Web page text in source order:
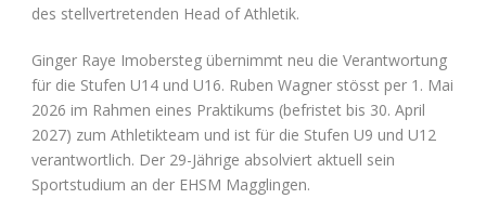
des stellvertretenden Head of Athletik.
Ginger Raye Imobersteg übernimmt neu die Verantwortung
für die Stufen U14 und U16. Ruben Wagner stösst per 1. Mai
2026 im Rahmen eines Praktikums (befristet bis 30. April
2027) zum Athletikteam und ist für die Stufen U9 und U12
verantwortlich. Der 29-Jährige absolviert aktuell sein
Sportstudium an der EHSM Magglingen.